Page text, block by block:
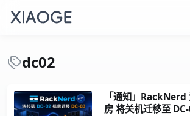
dc02
「通知」
房 将关机迁移至